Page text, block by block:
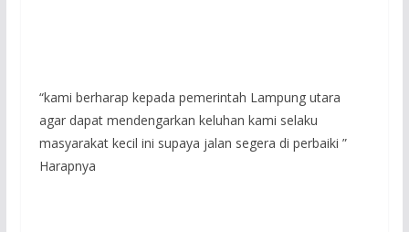
“kami berharap kepada pemerintah Lampung utara
agar dapat mendengarkan keluhan kami selaku
masyarakat kecil ini supaya jalan segera di perbaiki ”
Harapnya